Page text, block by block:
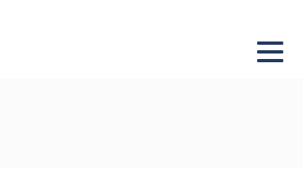
Menu